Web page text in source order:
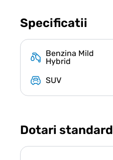
Specificatii
Benzina Mild
Hybrid
SUV
Dotari standard